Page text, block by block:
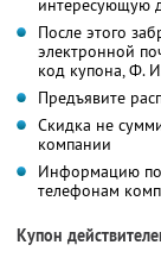
интересующую
После этого
электронной
код купона,Ф.
Предъявите
Скидка не
компании
Информацию по
телефонам
Купон